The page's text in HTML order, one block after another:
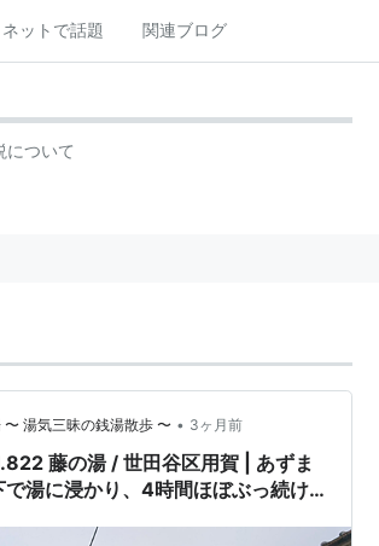
ネットで話題 関連ブログ
について
〜 湯気三昧の銭湯散歩 〜 • 3ヶ月前
藤の湯 / 世田谷区用賀 | あずま
で湯に浸かり、4時間ほぼぶっ続け